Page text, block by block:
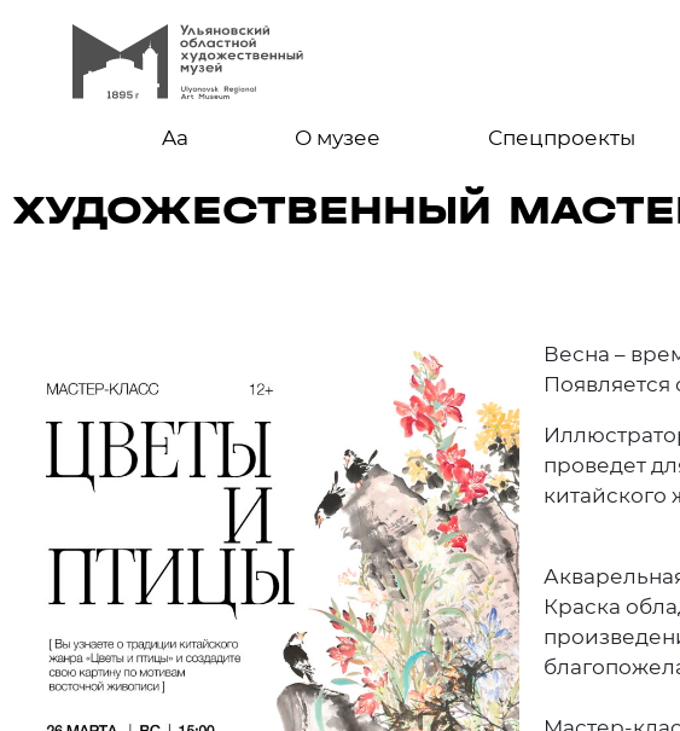
Aa О музее Спецпроекты
ХУДОЖЕСТВЕННЫЙ
Весна –
Появляется
проведет
китайского
Краска